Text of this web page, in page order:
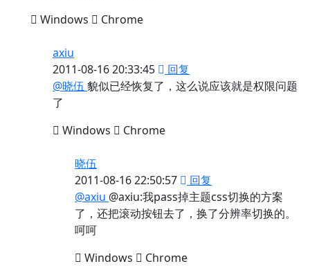
Windows
Chrome
axiu
2011-08-16 20:33:45
回复
@晓伍 貌似已经恢复了，这么说应该就是权限问题
了
Windows
Chrome
晓伍
2011-08-16 22:50:57
回复
@axiu @axiu:我pass掉主题css切换的方案
了，还把滚动按钮去了，换了分辨率切换的。
呵呵
Windows
Chrome